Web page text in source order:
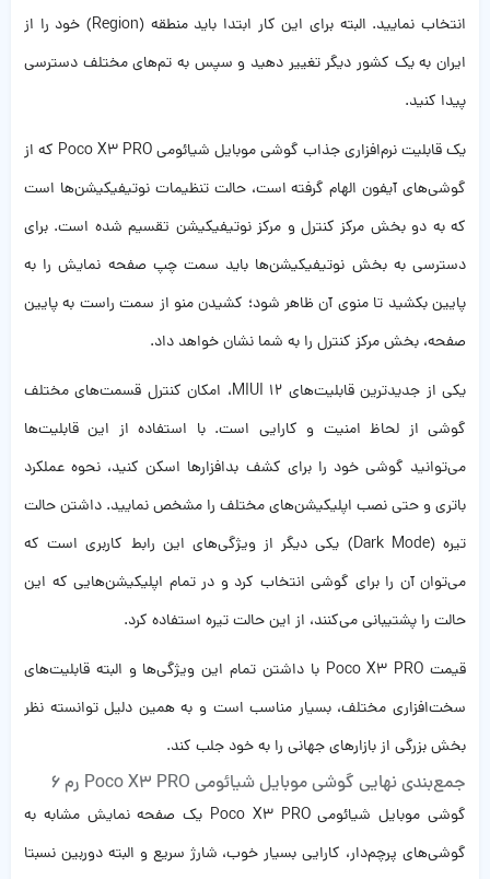
انتخاب نمایید. البته برای این کار ابتدا باید منطقه (Region) خود را از
ایران به یک کشور دیگر تغییر دهید و سپس به تم‌های مختلف دسترسی
پیدا کنید.
یک قابلیت نرم‌افزاری جذاب گوشی موبایل شیائومی Poco X3 PRO که از
گوشی‌های آیفون الهام گرفته است، حالت تنظیمات نوتیفیکیشن‌ها است
که به دو بخش مرکز کنترل و مرکز نوتیفیکیشن تقسیم شده است. برای
دسترسی به بخش نوتیفیکیشن‌ها باید سمت چپ صفحه نمایش را به
پایین بکشید تا منوی آن ظاهر شود؛ کشیدن منو از سمت راست به پایین
صفحه، بخش مرکز کنترل را به شما نشان خواهد داد.
یکی از جدیدترین قابلیت‌های MIUI 12، امکان کنترل قسمت‌های مختلف
گوشی از لحاظ امنیت و کارایی است. با استفاده از این قابلیت‌ها
می‌توانید گوشی خود را برای کشف بدافزارها اسکن کنید، نحوه عملکرد
باتری و حتی نصب اپلیکیشن‌های مختلف را مشخص نمایید. داشتن حالت
تیره (Dark Mode) یکی دیگر از ویژگی‌های این رابط کاربری است که
می‌توان آن را برای گوشی انتخاب کرد و در تمام اپلیکیشن‌هایی که این
حالت را پشتیبانی می‌کنند، از این حالت تیره استفاده کرد.
قیمت Poco X3 PRO با داشتن تمام این ویژگی‌ها و البته قابلیت‌های
سخت‌افزاری مختلف، بسیار مناسب است و به همین دلیل توانسته نظر
بخش بزرگی از بازارهای جهانی را به خود جلب کند.
جمع‌بندی نهایی گوشی موبایل شیائومی Poco X3 PRO رم 6
گوشی موبایل شیائومی Poco X3 PRO یک صفحه‌ نمایش مشابه به
گوشی‌های پرچم‌دار، کارایی بسیار خوب، شارژ سریع و البته دوربین نسبتا